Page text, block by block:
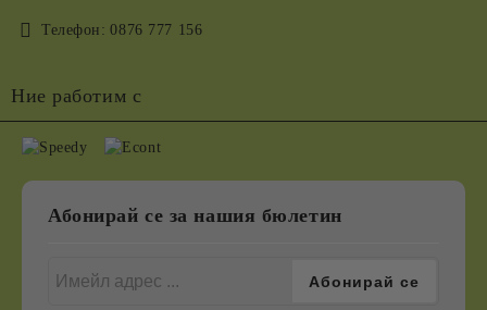
Телефон: 0876 777 156
Ние работим с
Абонирай се за нашия бюлетин